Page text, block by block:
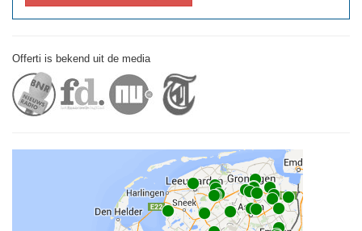
Offerti is bekend uit de media